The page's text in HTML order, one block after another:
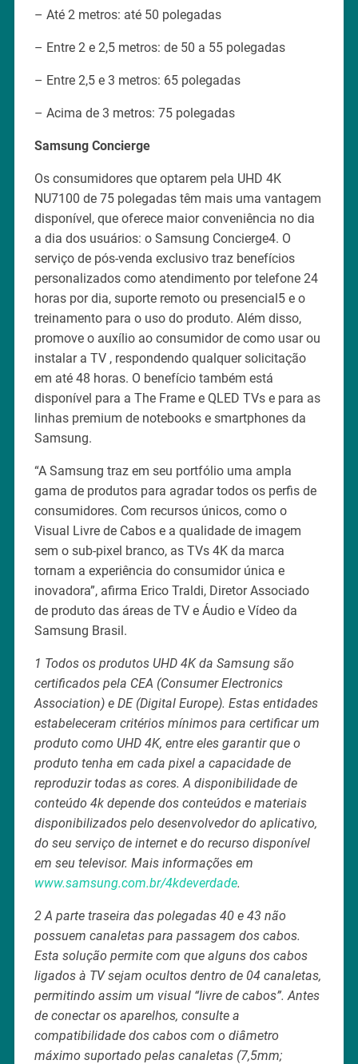
– Até 2 metros: até 50 polegadas
– Entre 2 e 2,5 metros: de 50 a 55 polegadas
– Entre 2,5 e 3 metros: 65 polegadas
– Acima de 3 metros: 75 polegadas
Samsung Concierge
Os consumidores que optarem pela UHD 4K
NU7100 de 75 polegadas têm mais uma vantagem
disponível, que oferece maior conveniência no dia
a dia dos usuários: o Samsung Concierge4. O
serviço de pós-venda exclusivo traz benefícios
personalizados como atendimento por telefone 24
horas por dia, suporte remoto ou presencial5 e o
treinamento para o uso do produto. Além disso,
promove o auxílio ao consumidor de como usar ou
instalar a TV , respondendo qualquer solicitação
em até 48 horas. O benefício também está
disponível para a The Frame e QLED TVs e para as
linhas premium de notebooks e smartphones da
Samsung.
“A Samsung traz em seu portfólio uma ampla
gama de produtos para agradar todos os perfis de
consumidores. Com recursos únicos, como o
Visual Livre de Cabos e a qualidade de imagem
sem o sub-pixel branco, as TVs 4K da marca
tornam a experiência do consumidor única e
inovadora”, afirma Erico Traldi, Diretor Associado
de produto das áreas de TV e Áudio e Vídeo da
Samsung Brasil.
1 Todos os produtos UHD 4K da Samsung são
certificados pela CEA (Consumer Electronics
Association) e DE (Digital Europe). Estas entidades
estabeleceram critérios mínimos para certificar um
produto como UHD 4K, entre eles garantir que o
produto tenha em cada pixel a capacidade de
reproduzir todas as cores. A disponibilidade de
conteúdo 4k depende dos conteúdos e materiais
disponibilizados pelo desenvolvedor do aplicativo,
do seu serviço de internet e do recurso disponível
em seu televisor. Mais informações em
www.samsung.com.br/4kdeverdade.
2 A parte traseira das polegadas 40 e 43 não
possuem canaletas para passagem dos cabos.
Esta solução permite com que alguns dos cabos
ligados à TV sejam ocultos dentro de 04 canaletas,
permitindo assim um visual “livre de cabos”. Antes
de conectar os aparelhos, consulte a
compatibilidade dos cabos com o diâmetro
máximo suportado pelas canaletas (7,5mm;